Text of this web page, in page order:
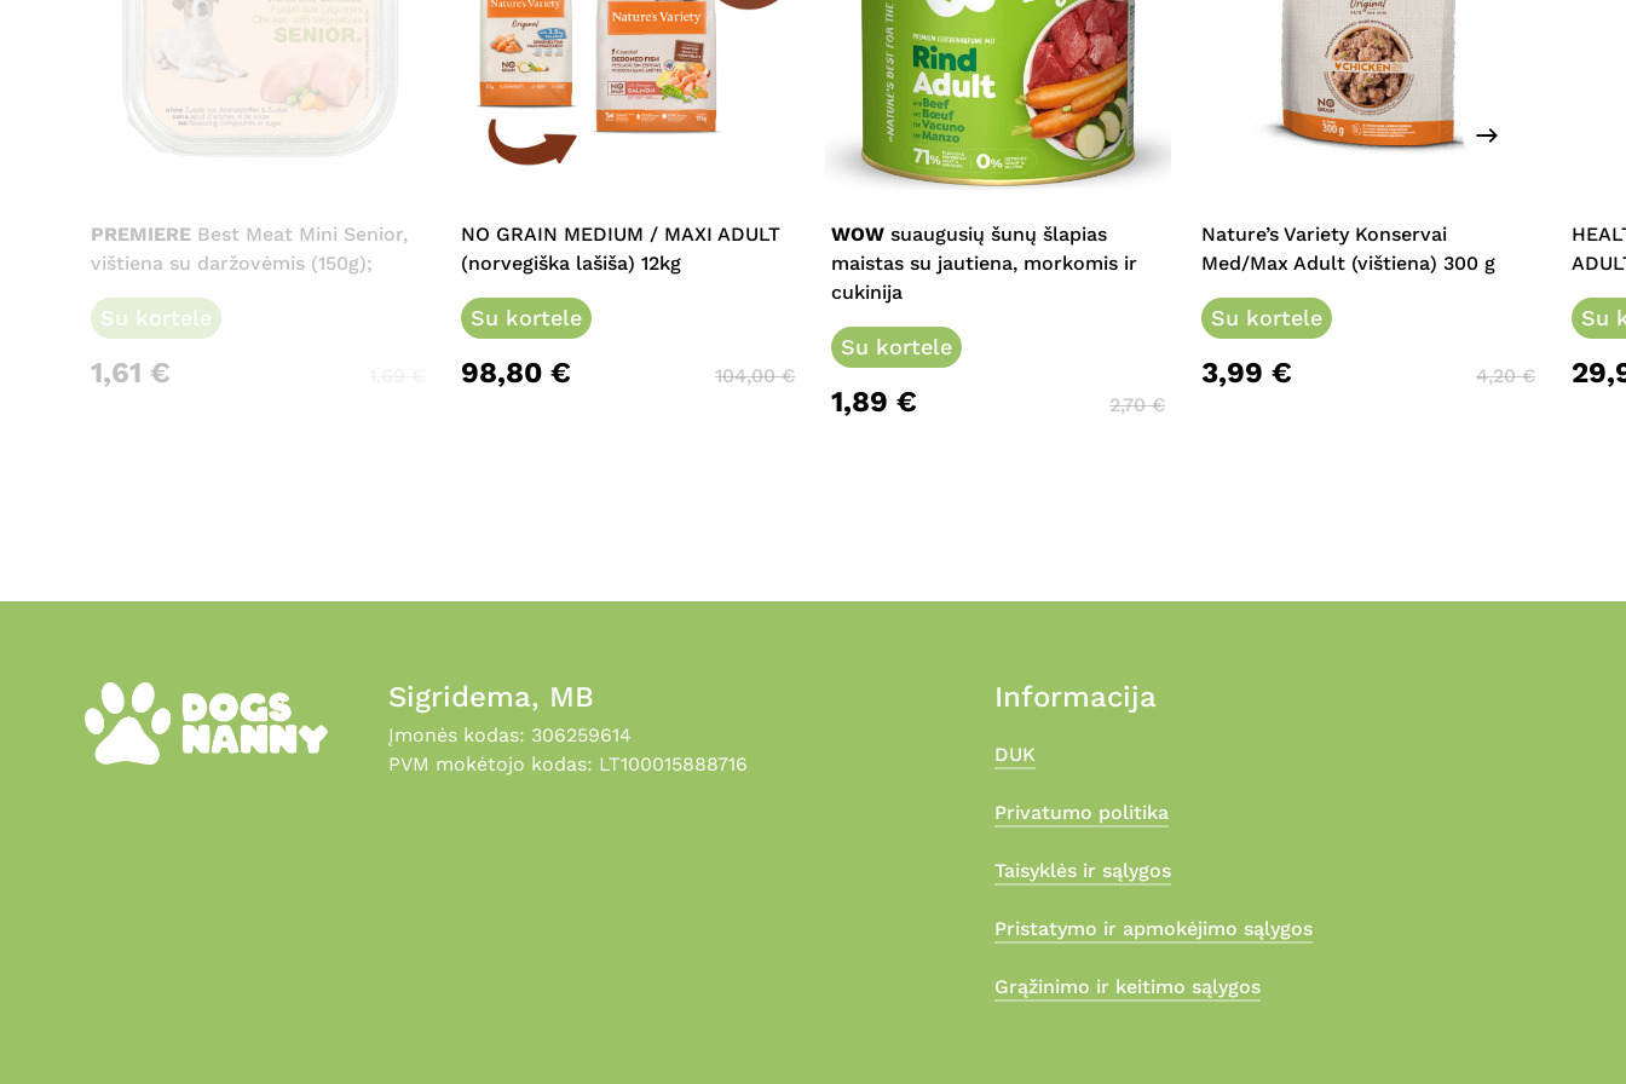
PREMIERE Best Meat Mini Senior,
vištiena su daržovėmis (150g);
Su kortele
1,61 €
NO GRAIN MEDIUM / MAXI ADULT
(norvegiška lašiša) 12kg
Su kortele
98,80 € 104,00€
This
product
multiple
variants.
The
may
be
chosen
WOW suaugusių šunų šlapias
maistas su jautiena, morkomis ir
cukinija
Su kortele
1,89 € 2,70€
Nature’s Variety Konservai
Med/Max Adult (vištiena) 300 g
Su kortele
3,99 € 4,20€
may
be
Su
Sigridema, MB
Įmonės kodas: 306259614
PVM mokėtojo kodas: LT100015888716
Informacija
DUK
Privatumo politika
Taisyklės ir sąlygos
Pristatymo ir apmokėjimo sąlygos
Grąžinimo ir keitimo sąlygos